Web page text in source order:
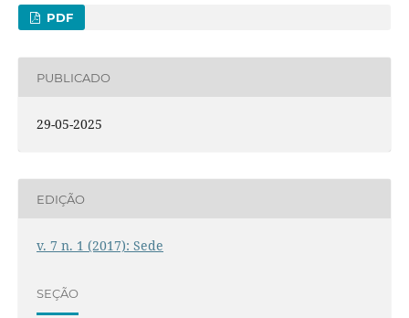
PDF
PUBLICADO
29-05-2025
EDIÇÃO
v. 7 n. 1 (2017): Sede
SEÇÃO